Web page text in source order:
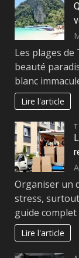
Les plages
beauté
blanc
Lire l'article
Organiser un
stress,
guide
Lire l'article